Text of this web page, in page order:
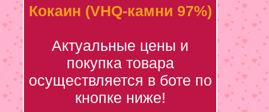
Кокаин (VHQ-камни 97%)
Актуальные цены и
покупка товара
осуществляется в боте по
кнопке ниже!